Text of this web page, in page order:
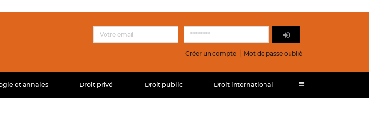
Créer un compte Mot de passe oublié
et annales Droit privé Droit public Droit international